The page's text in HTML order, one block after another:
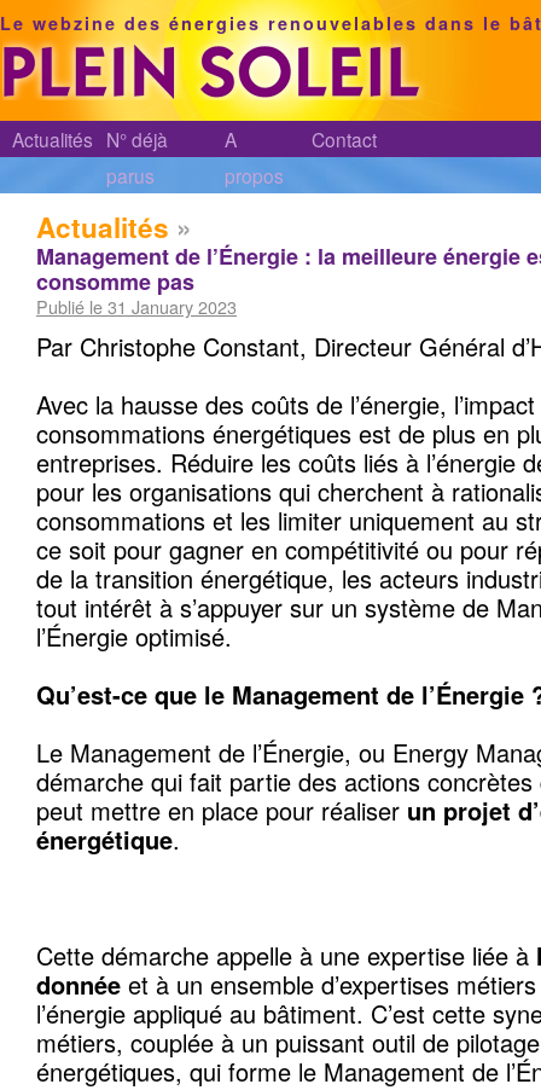
Le webzine des énergies renouvelables dans le
Actualités N° déjà
parus
A
propos
Contact
Actualités »
Management de l’Énergie : la meilleure énergie
consomme pas
Publié le 31 January 2023
Par Christophe Constant, Directeur Général
Avec la hausse des coûts de l’énergie,
consommations énergétiques est de plus en
entreprises. Réduire les coûts liés à l’énergie
pour les organisations qui cherchent à
consommations et les limiter uniquement au
ce soit pour gagner en compétitivité ou pour
de la transition énergétique, les acteurs
tout intérêt à s’appuyer sur un système de
l’Énergie optimisé.
Qu’est-ce que le Management de l’Énergie
Le Management de l’Énergie, ou Energy
démarche qui fait partie des actions concrètes
peut mettre en place pour réaliser un projet
énergétique.
Cette démarche appelle à une expertise liée à
donnée et à un ensemble d’expertises
l’énergie appliqué au bâtiment. C’est cette
métiers, couplée à un puissant outil de
énergétiques, qui forme le Management de